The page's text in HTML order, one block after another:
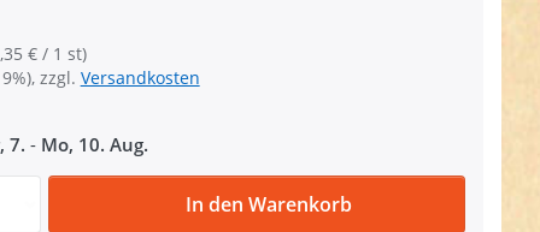
€ / 1 st)
zzgl. Versandkosten
7. - Mo, 10. Aug.
Zinc Max Steckschließer - 25mm Durchlass - rosegold - 1
In den Warenkorb